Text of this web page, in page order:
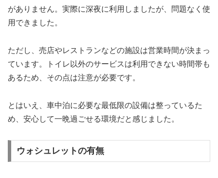
がありません。実際に深夜に利用しましたが、問題なく使
用できました。
ただし、売店やレストランなどの施設は営業時間が決まっ
ています。トイレ以外のサービスは利用できない時間帯も
あるため、その点は注意が必要です。
とはいえ、車中泊に必要な最低限の設備は整っているた
め、安心して一晩過ごせる環境だと感じました。
ウォシュレットの有無